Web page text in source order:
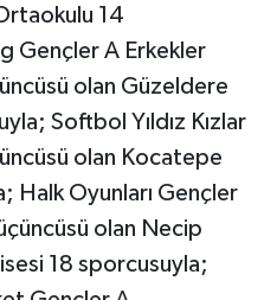
14
Gençler A Erkekler
olan Güzeldere
Softbol Yıldız Kızlar
olan Kocatepe
Halk Oyunları Gençler
olan Necip
18 sporcusuyla;